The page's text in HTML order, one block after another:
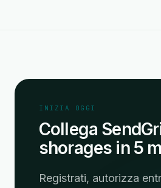
INIZIA OGGI
Collega
shorages in 5
Registrati, autorizza